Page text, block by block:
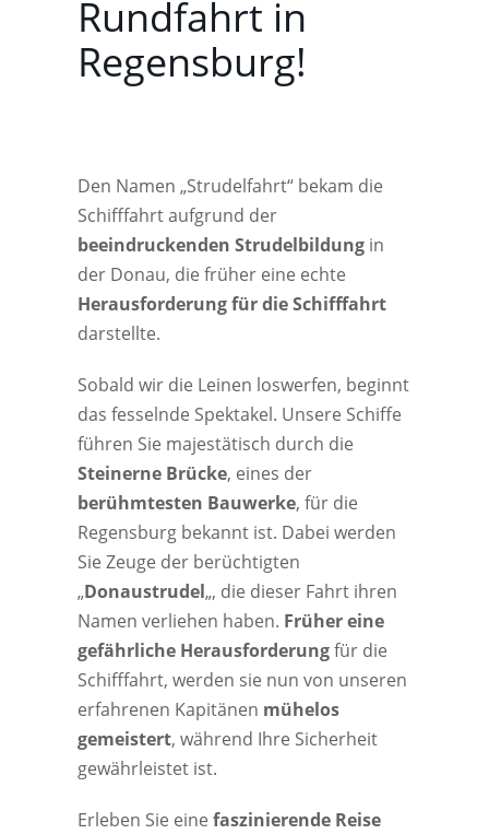
Rundfahrt in
Regensburg!
Den Namen „Strudelfahrt“ bekam die
Schifffahrt aufgrund der
beeindruckenden Strudelbildungin
der Donau, die früher eine echte
Herausforderung für die Schifffahrt
darstellte.
Sobald wir die Leinen loswerfen, beginnt
das fesselnde Spektakel. Unsere Schiffe
führen Sie majestätisch durch die
Steinerne Brücke, eines der
berühmtesten Bauwerke, für die
Regensburg bekannt ist. Dabei werden
Sie Zeuge der berüchtigten
„Donaustrudel„, die dieser Fahrt ihren
Namen verliehen haben. Früher eine
gefährliche Herausforderungfür die
Schifffahrt, werden sie nun von unseren
erfahrenen Kapitänen mühelos
gemeistert, während Ihre Sicherheit
gewährleistet ist.
Erleben Sie eine faszinierende Reise